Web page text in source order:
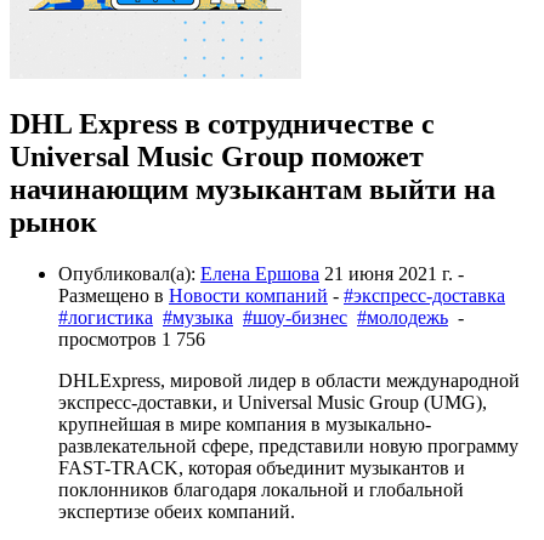
DHL Express в сотрудничестве с
Universal Music Group поможет
начинающим музыкантам выйти на
рынок
Опубликовал(а): Елена Ершова 21 июня 2021 г. -
Размещено в Новости компаний - #экспресс-доставка
#логистика #музыка #шоу-бизнес #молодежь -
просмотров 1 756
DHLExpress, мировой лидер в области международной
экспресс-доставки, и Universal Music Group (UMG),
крупнейшая в мире компания в музыкально-
развлекательной сфере, представили новую программу
FAST-TRACK, которая объединит музыкантов и
поклонников благодаря локальной и глобальной
экспертизе обеих компаний.